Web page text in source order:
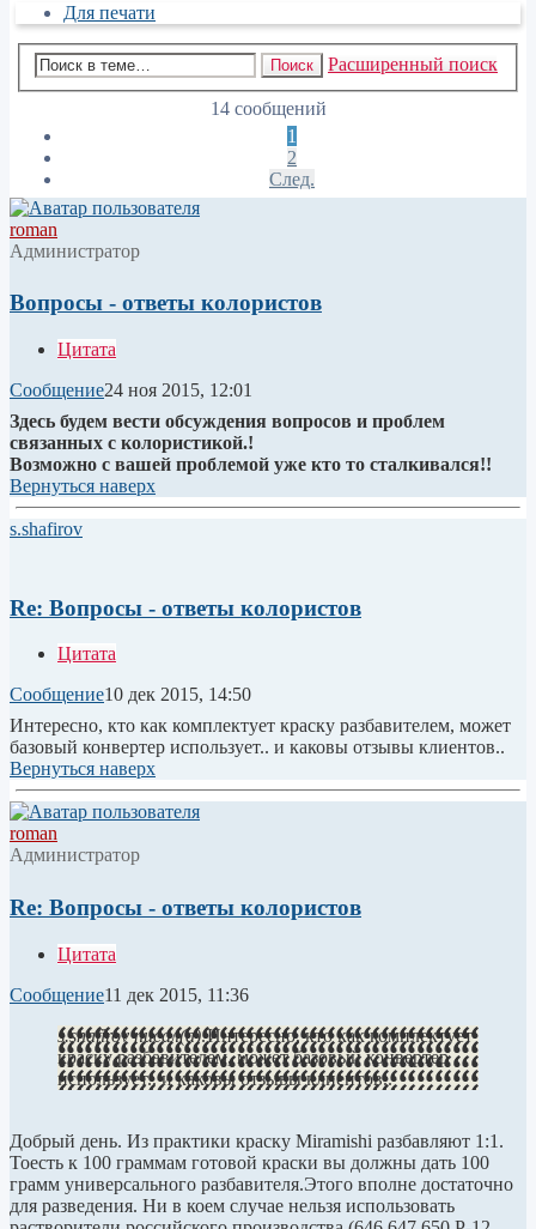
Для печати
Поиск Расширенный поиск
14 сообщений
1
2
След.
roman
Администратор
Вопросы - ответы колористов
Цитата
Сообщение24 ноя 2015, 12:01
Здесь будем вести обсуждения вопросов и проблем
связанных с колористикой.!
Возможно с вашей проблемой уже кто то сталкивался!!
Вернуться наверх
s.shafirov
Re: Вопросы - ответы колористов
Цитата
Сообщение10 дек 2015, 14:50
Интересно, кто как комплектует краску разбавителем, может
базовый конвертер использует.. и каковы отзывы клиентов..
Вернуться наверх
roman
Администратор
Re: Вопросы - ответы колористов
Цитата
Сообщение11 дек 2015, 11:36
s.shafirov писал(а):Интересно, кто как комплектует
краску разбавителем, может базовый конвертер
использует.. и каковы отзывы клиентов..
Добрый день. Из практики краску Miramishi разбавляют 1:1.
Тоесть к 100 граммам готовой краски вы должны дать 100
грамм универсального разбавителя.Этого вполне достаточно
для разведения. Ни в коем случае нельзя использовать